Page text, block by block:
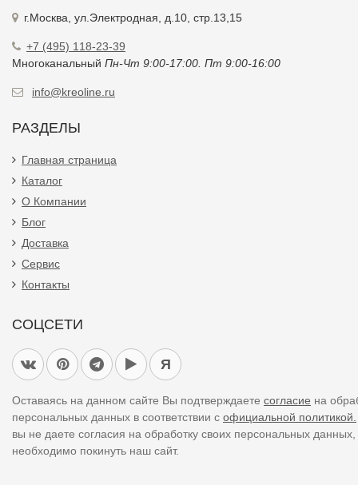
г.Москва, ул.Электродная, д.10, стр.13,15
+7 (495) 118-23-39
Многоканальный Пн-Чт 9:00-17:00. Пт 9:00-16:00
info@kreoline.ru
РАЗДЕЛЫ
Главная страница
Каталог
О Компании
Блог
Доставка
Сервис
Контакты
СОЦСЕТИ
Я
Оставаясь на данном сайте Вы подтверждаете согласие на
персональных данных в соответствии с официальной политикой.
вы не даете согласия на обработку своих персональных
необходимо покинуть наш сайт.